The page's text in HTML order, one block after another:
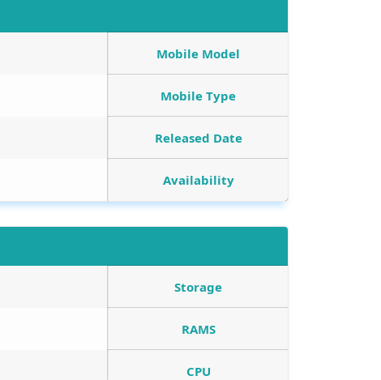
Mobile Model
Mobile Type
Released Date
Availability
Storage
RAMS
CPU